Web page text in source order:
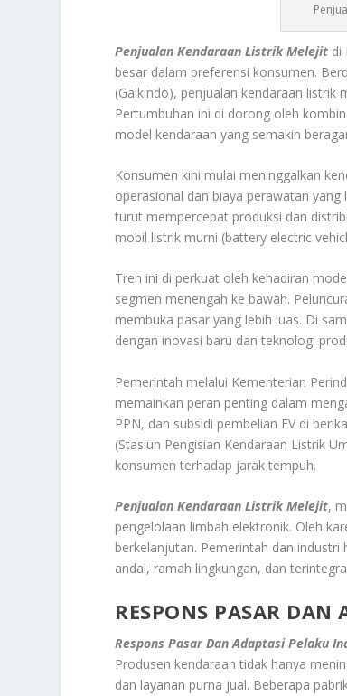
Penjualan Kendaraan Listrik Melejit di
besar dalam preferensi konsumen.
(Gaikindo), penjualan kendaraan listrik
Pertumbuhan ini di dorong oleh
model kendaraan yang semakin
Konsumen kini mulai meninggalkan
operasional dan biaya perawatan
turut mempercepat produksi dan
mobil listrik murni (battery electric
Tren ini di perkuat oleh kehadiran
segmen menengah ke bawah.
membuka pasar yang lebih luas. Di
dengan inovasi baru dan teknologi
Pemerintah melalui Kementerian
memainkan peran penting dalam
PPN, dan subsidi pembelian EV di
(Stasiun Pengisian Kendaraan Listrik
konsumen terhadap jarak tempuh.
Penjualan Kendaraan Listrik Melejit,
pengelolaan limbah elektronik. Oleh
berkelanjutan. Pemerintah dan
andal, ramah lingkungan, dan
RESPONS PASAR
Respons Pasar Dan Adaptasi Pelaku
Produsen kendaraan tidak hanya
dan layanan purna jual. Beberapa